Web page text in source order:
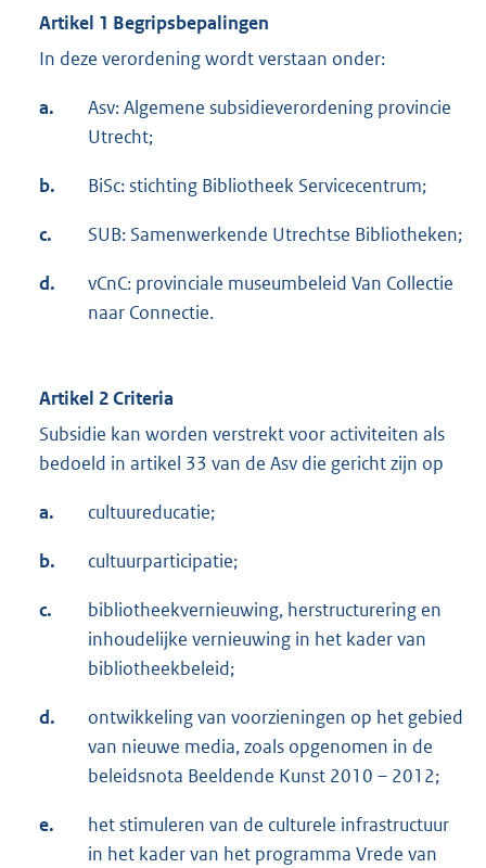
Artikel 1 Begripsbepalingen
In deze verordening wordt verstaan onder:
a.
Asv: Algemene subsidieverordening provincie
Utrecht;
b. BiSc: stichting Bibliotheek Servicecentrum;
c. SUB: Samenwerkende Utrechtse Bibliotheken;
d.
vCnC: provinciale museumbeleid Van Collectie
naar Connectie.
Artikel 2 Criteria
Subsidie kan worden verstrekt voor activiteiten als
bedoeld in artikel 33 van de Asv die gericht zijn op
a. cultuureducatie;
b. cultuurparticipatie;
c.
bibliotheekvernieuwing, herstructurering en
inhoudelijke vernieuwing in het kader van
bibliotheekbeleid;
d.
ontwikkeling van voorzieningen op het gebied
van nieuwe media, zoals opgenomen in de
beleidsnota Beeldende Kunst 2010 – 2012;
e.
het stimuleren van de culturele infrastructuur
in het kader van het programma Vrede van